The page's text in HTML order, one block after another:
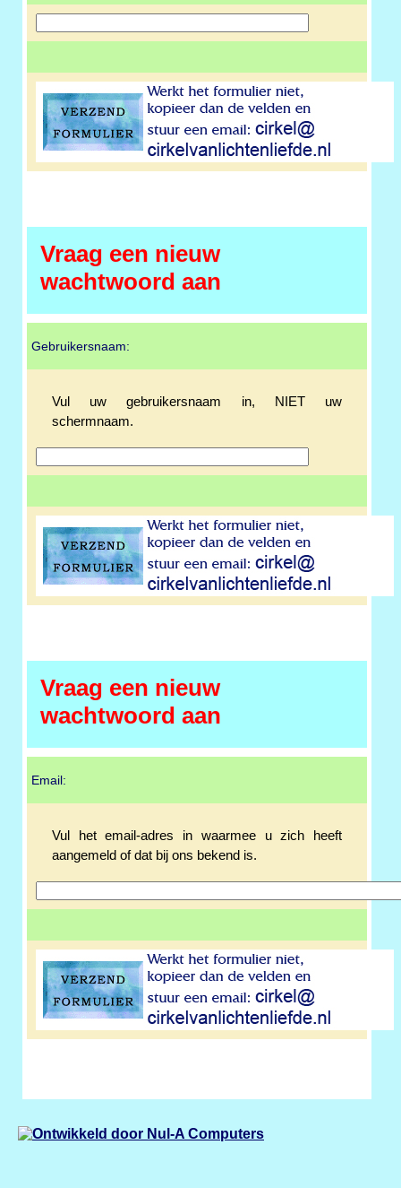
Vraag een nieuw
wachtwoord aan
Gebruikersnaam:
Vul uw gebruikersnaam in, NIET uw
schermnaam.
Vraag een nieuw
wachtwoord aan
Email:
Vul het email-adres in waarmee u zich heeft
aangemeld of dat bij ons bekend is.